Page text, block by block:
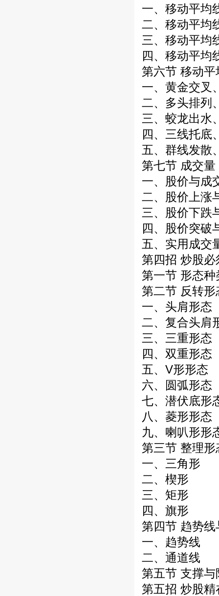
一、移动平均
二、移动平均
三、移动平均
四、移动平均
第六节 移动平
一、黄金交叉
二、多头排列
三、蛟龙出水
四、三线托底
五、群线发散
第七节 成交量
一、股价与成
二、股价上涨
三、股价下跌
四、股价突破
五、实用成交
第四招 炒股
第一节 形态种
第二节 反转形
一、头肩形态
二、复合头肩
三、三重形态
四、双重形态
五、V形形态
六、圆弧形态
七、潜伏底形
八、菱形形态
九、喇叭形形
第三节 整理形
一、三角形
二、楔形
三、矩形
四、旗形
第四节 趋势线
一、趋势线
二、通道线
第五节 支撑与
第五招 炒股精